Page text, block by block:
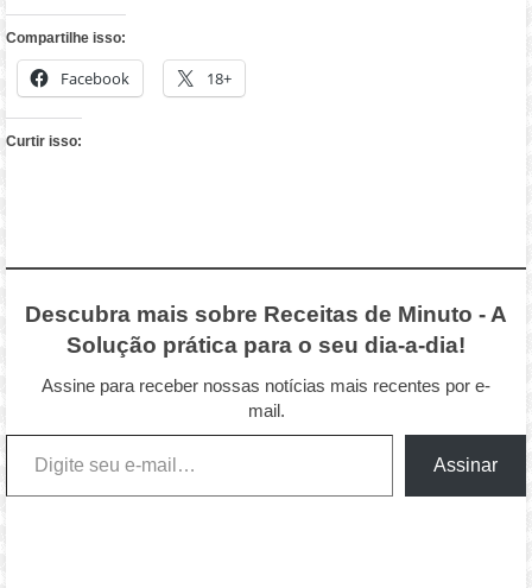
Compartilhe isso:
Facebook 18+
Curtir isso:
Descubra mais sobre Receitas de Minuto - A
Solução prática para o seu dia-a-dia!
Assine para receber nossas notícias mais recentes por e-
mail.
Digite seu e-mail…
Assinar